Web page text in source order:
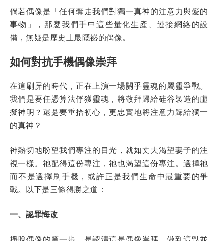
倘若偶像是「任何奪走我們對獨一真神的注意力與愛的
事物」，那麼我們手中這些量化生產、連接網絡的設
備，無疑是歷史上最隱祕的偶像。
如何對抗手機偶像崇拜
在這刷屏的時代，正在上演一場關乎靈魂的屬靈爭戰。
我們是要任憑算法俘獲靈魂，將敬拜歸給硅谷製造的虛
擬神明？還是要重拾初心，更忠實地將注意力歸給獨一
的真神？
神熱切地盼望我們專注的目光，就如丈夫渴望妻子的注
視一樣。祂配得這份專注，祂也渴望這份專注。選擇祂
而不是選擇刷手機，或許正是我們生命中最重要的爭
戰。以下是三條得勝之道：
一、認罪悔改
掙脫偶像的第一步，是認清這是偶像崇拜。做到這點並